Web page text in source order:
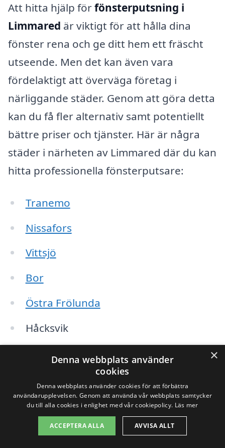
Att hitta hjälp förfönsterputsning i
Limmared är viktigt för att hålla dina
fönster rena och ge ditt hem ett fräscht
utseende. Men det kan även vara
fördelaktigt att överväga företag i
närliggande städer. Genom att göra detta
kan du få fler alternativ samt potentiellt
bättre priser och tjänster. Här är några
städer i närheten av Limmared där du kan
hitta professionella fönsterputsare:
Tranemo
Nissafors
Vittsjö
Bor
Östra Frölunda
Håcksvik
Långared
Kräklinge
Bredaryd
×
Denna webbplats använder
cookies
Denna webbplats använder cookies för att förbättra
användarupplevelsen. Genom att använda vår webbplats samtycker
du till alla cookies i enlighet med vår cookiepolicy. Läs mer
ACCEPTERA ALLA AVVISA ALLT